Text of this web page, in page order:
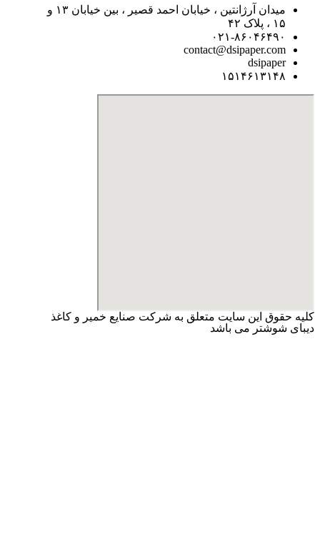
میدان آرژانتین ، خیابان احمد قصیر ، بین خیابان ۱۳ و
۱۵ ، پلاک ۴۲
۰۲۱-۸۶۰۴۶۴۹۰
contact@dsipaper.com
dsipaper
۱۵۱۴۶۱۳۱۴۸
کلیه حقوق این سایت متعلق به شرکت صنایع خمیر و کاغذ
دیبای شوشتر می باشد